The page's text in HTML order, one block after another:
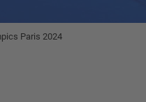
Paris 2024